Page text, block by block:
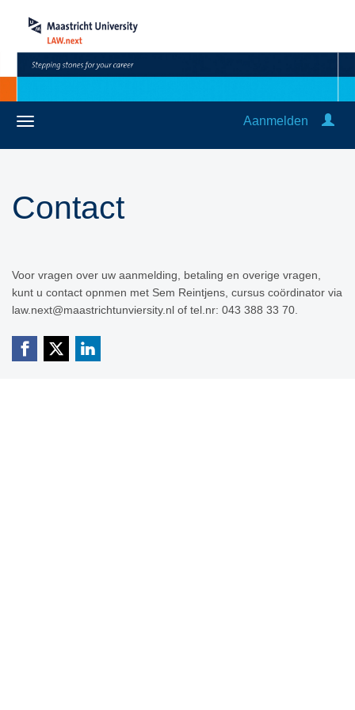
Aanmelden
Contact
Voor vragen over uw aanmelding, betaling en overige vragen,
kunt u contact opnmen met Sem Reintjens, cursus coördinator via
law.next@maastrichtunviersity.nl of tel.nr: 043 388 33 70.